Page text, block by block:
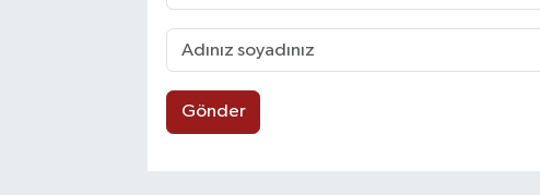
Gönder